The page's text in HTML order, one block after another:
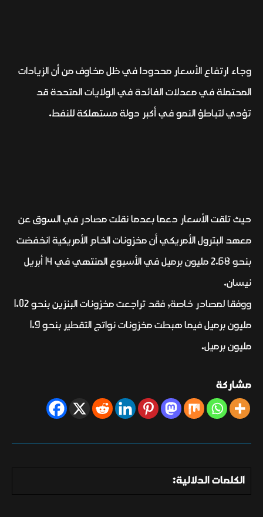
وجاء ارتفاع الأسعار محدودا في ظل مخاوف من أن الزيادات
المحتملة في معدلات الفائدة في الولايات المتحدة قد
تؤدي لتباطؤ النمو في أكبر دولة مستهلكة للنفط.
حيث تلقت الأسعار دعما بعدما نقلت مصادر في السوق عن
معهد البترول الأمريكي أن مخزونات الخام الأمريكية انخفضت
بنحو 2.68 مليون برميل في الأسبوع المنتهي في 14 أبريل
نيسان.
ووفقا لمصادر خاصة, فقد تراجعت مخزونات البنزين بنحو 1.02
مليون برميل فيما هبطت مخزونات نواتج التقطير بنحو 1.9
مليون برميل.
مشاركة
الكلمات الدلالية: